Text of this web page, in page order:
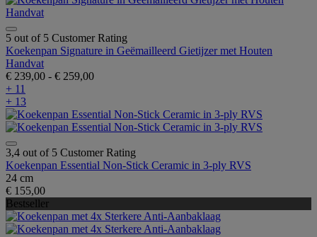
5 out of 5 Customer Rating
Koekenpan Signature in Geëmailleerd Gietijzer met Houten
Handvat
€ 239,00 - € 259,00
+ 11
+ 13
3,4 out of 5 Customer Rating
Koekenpan Essential Non-Stick Ceramic in 3-ply RVS
24 cm
€ 155,00
Bestseller